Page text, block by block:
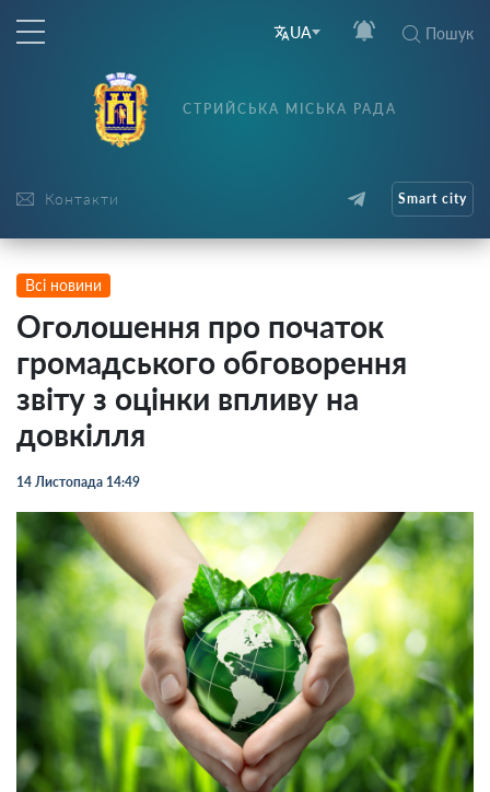
UA Пошук
Контакти
СТРИЙСЬКА МІСЬКА РАДА
Smart city
Всі новини
Оголошення про початок
громадського обговорення
звіту з оцінки впливу на
довкілля
14 Листопада 14:49